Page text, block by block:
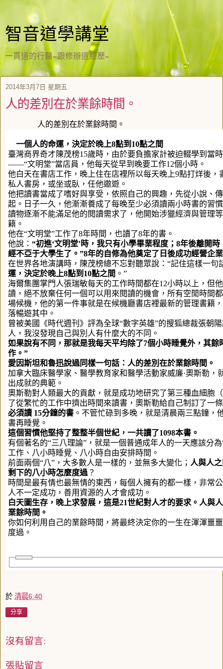
智音道學講堂
一貫道的行醫~跟修辦道經歷~
2014年3月7日 星期五
人的差別在於業餘時間。
人的差別在於業餘時間。
一個人的命運，決定於晚上8點到 10點之間
臺灣商界奇才陳茂榜15歲時，由於要負擔家計被迫輟學到當
——“文明堂”當店員，他每天從早到晚要工作12個小時。
他白天在書店工作，晚上住在店裡所以每天晚上9點打烊後，
私人書房，或坐或臥，任他遨遊。
他把讀書當成了嗜好與享受，依照自己的興趣，先從小說、
起。日子一久，他漸漸養成了每晚至少必須讀兩小時書的習
讀物逐漸不能滿足他的閱讀需求了，他開始涉獵經濟與管理
籍。
他在“文明堂”工作了8年時間，也讀了8年的書。
他說： “初進‘文明堂’時，我只有小學畢業程度； 8年後離開時
經不亞于大學生了。”8年的自修為他奠定了日後成功經營企
在世界各地演講時，陳茂榜總不忘對聽眾說：“記住這樣一句
運，決定於晚上8點到 10點之間 。”
海爾集團掌門人張瑞敏每天的工作時間都在12小時以上，但
讀，絕不放棄任何一個可以用來閱讀的機會，所有空閒時間
場候機，他的第一件事就是在候機廳書店裡最新的管理書籍
落暢遊其中。
曾被美國《時代週刊》評為全球“數字英雄”的搜狐總裁張朝
人，我沒發現自己與別人有什麼大的不同。
如果說有不同，那就是我每天平均除了7個小時睡覺外，其餘
作。”
愛因斯坦和魯迅說過同樣一句話：人的差別在於業餘時間。
加拿大臨床醫學家、醫學教育家和醫學活動家威廉·奧斯勒，
出成就的典範。
奧斯勒對人類最大的貢獻，就是成功地研究了第三種血細胞
了從繁忙的工作中擠出時間來讀書，奧斯勒給自己制訂了一
必須讀 15分鐘的書 。不管忙碌到多晚，就是清晨兩三點鐘，
書再睡覺。
這個習慣他堅持了整整半個世紀，一共讀了1098本書。
有個著名的“三八理論”，就是一個普通成年人的一天應該分
工作、八小時睡覺、八小時自由安排時間。
前面兩個“八”，大多數人是一樣的，並無多大變化； 人與人
剩下的八小時怎麼度過 ？
時間是最有情也最無情的東西，每個人擁有的都一樣，非常
人不一定成功，善用資源的人才會成功。
白天圖生存，晚上求發展，這是21世紀對人才的要求。人與
業餘時間。
你如何利用自己的業餘時間，將最終決定你的一生在渾渾噩
度過。
於 清晨6:40
分享
沒有留言:
張貼留言